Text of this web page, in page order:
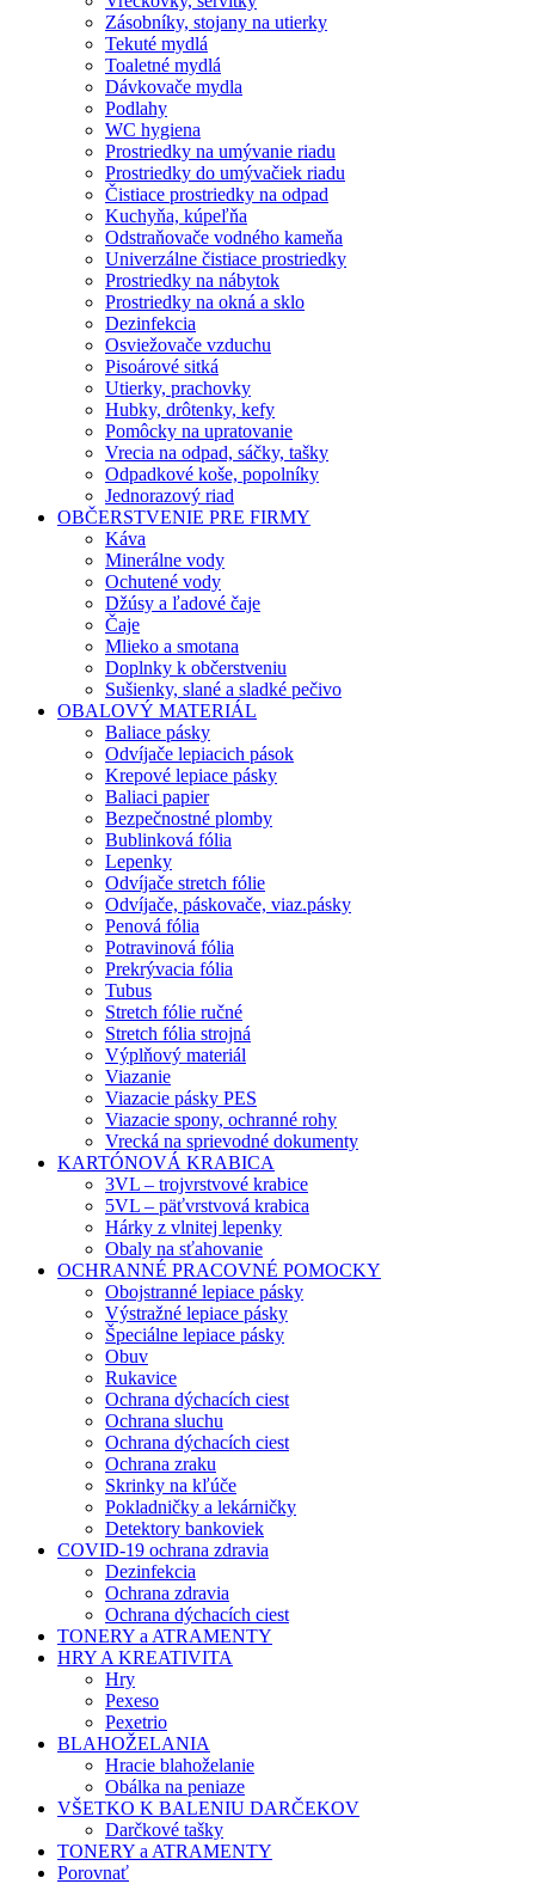
Zásobníky, stojany na utierky
Tekuté mydlá
Toaletné mydlá
Dávkovače mydla
Podlahy
WC hygiena
Prostriedky na umývanie riadu
Prostriedky do umývačiek riadu
Čistiace prostriedky na odpad
Kuchyňa, kúpeľňa
Odstraňovače vodného kameňa
Univerzálne čistiace prostriedky
Prostriedky na nábytok
Prostriedky na okná a sklo
Dezinfekcia
Osviežovače vzduchu
Pisoárové sitká
Utierky, prachovky
Hubky, drôtenky, kefy
Pomôcky na upratovanie
Vrecia na odpad, sáčky, tašky
Odpadkové koše, popolníky
Jednorazový riad
OBČERSTVENIE PRE FIRMY
Káva
Minerálne vody
Ochutené vody
Džúsy a ľadové čaje
Čaje
Mlieko a smotana
Doplnky k občerstveniu
Sušienky, slané a sladké pečivo
OBALOVÝ MATERIÁL
Baliace pásky
Odvíjače lepiacich pások
Krepové lepiace pásky
Baliaci papier
Bezpečnostné plomby
Bublinková fólia
Lepenky
Odvíjače stretch fólie
Odvíjače, páskovače, viaz.pásky
Penová fólia
Potravinová fólia
Prekrývacia fólia
Tubus
Stretch fólie ručné
Stretch fólia strojná
Výplňový materiál
Viazanie
Viazacie pásky PES
Viazacie spony, ochranné rohy
Vrecká na sprievodné dokumenty
KARTÓNOVÁ KRABICA
3VL – trojvrstvové krabice
5VL – päťvrstvová krabica
Hárky z vlnitej lepenky
Obaly na sťahovanie
OCHRANNÉ PRACOVNÉ POMOCKY
Obojstranné lepiace pásky
Výstražné lepiace pásky
Špeciálne lepiace pásky
Obuv
Rukavice
Ochrana dýchacích ciest
Ochrana sluchu
Ochrana dýchacích ciest
Ochrana zraku
Skrinky na kľúče
Pokladničky a lekárničky
Detektory bankoviek
COVID-19 ochrana zdravia
Dezinfekcia
Ochrana zdravia
Ochrana dýchacích ciest
TONERY a ATRAMENTY
HRY A KREATIVITA
Hry
Pexeso
Pexetrio
BLAHOŽELANIA
Hracie blahoželanie
Obálka na peniaze
VŠETKO K BALENIU DARČEKOV
Darčkové tašky
TONERY a ATRAMENTY
Porovnať